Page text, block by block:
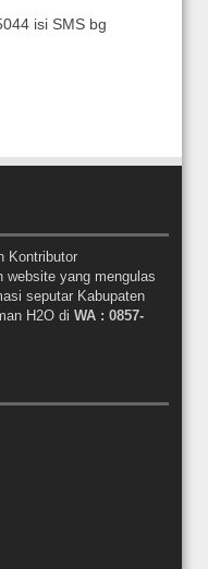
isi SMS bg
Kontributor
website yang mengulas
seputar Kabupaten
H2O di WA : 0857-